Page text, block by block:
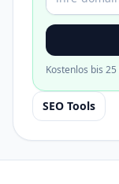
Kostenlos bis
SEO Tools